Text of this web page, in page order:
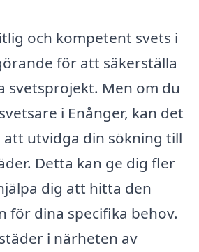
och kompetent svets i
för att säkerställa
svetsprojekt. Men om du
i Enånger, kan det
att utvidga din sökning till
Detta kan ge dig fler
dig att hitta den
för dina specifika behov.
i närheten av